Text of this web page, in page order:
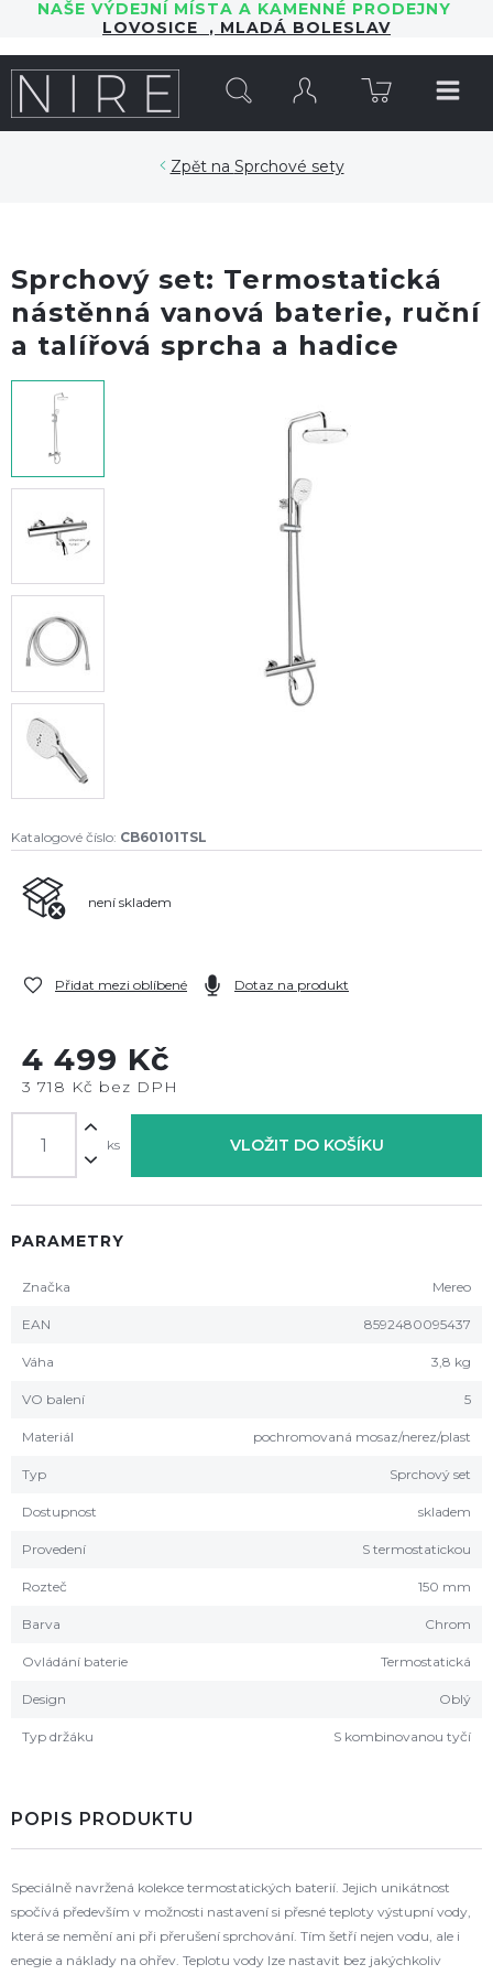
NAŠE VÝDEJNÍ MÍSTA A KAMENNÉ PRODEJNY
LOVOSICE , MLADÁ BOLESLAV
Sprchové sety
Sprchový set: Termostatická
nástěnná vanová baterie, ruční
a talířová sprcha a hadice
Katalogové číslo: CB60101TSL
není skladem
Přidat mezi oblíbené Dotaz na produkt
4 499 Kč
3 718 Kč bez DPH
ks VLOŽIT DO KOŠÍKU
PARAMETRY
Značka Mereo
EAN 8592480095437
Váha 3,8 kg
VO balení 5
Materiál pochromovaná mosaz/nerez/plast
Typ Sprchový set
Dostupnost skladem
Provedení S termostatickou
Rozteč 150 mm
Barva Chrom
Ovládání baterie Termostatická
Design Oblý
Typ držáku S kombinovanou tyčí
POPIS PRODUKTU
Speciálně navržená kolekce termostatických baterií. Jejich unikátnost
spočívá především v možnosti nastavení si přesné teploty výstupní vody,
která se nemění ani při přerušení sprchování. Tím šetří nejen vodu, ale i
enegie a náklady na ohřev. Teplotu vody lze nastavit bez jakýchkoliv